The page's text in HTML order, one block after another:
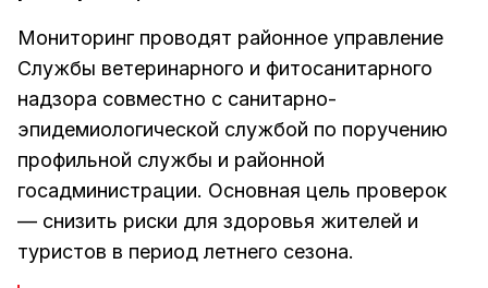
Мониторинг проводят районное управление
Службы ветеринарного и фитосанитарного
надзора совместно с санитарно-
эпидемиологической службой по поручению
профильной службы и районной
госадминистрации. Основная цель проверок
— снизить риски для здоровья жителей и
туристов в период летнего сезона.